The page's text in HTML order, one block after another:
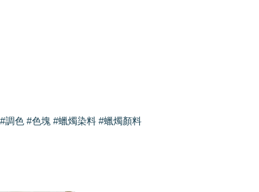
色 #色塊 #蠟燭染料 #蠟燭顏料